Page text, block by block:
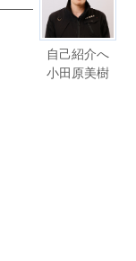
自己紹介へ
小田原美樹